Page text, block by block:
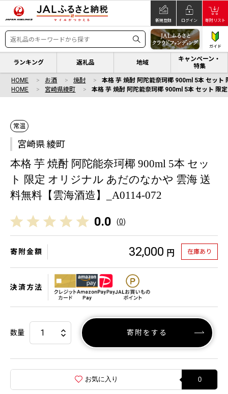
新規登録 ログイン 寄附リスト
ガイド
ランキング 返礼品 地域
キャンペーン・
特集
HOME お酒 焼酎
本格 芋 焼酎 阿陀能奈珂椰 900ml 5本 セッ
HOME
宮崎県綾町 本格 芋 焼酎 阿陀能奈珂椰 900ml 5本 セット 限
常温
宮崎県 綾町
本格 芋 焼酎 阿陀能奈珂椰 900ml 5本 セッ
ト 限定 オリジナル あだのなかや 雲海 送
料無料【雲海酒造】_A0114-072
0.0 (0)
寄附金額 32,000 円 在庫あり
決済方法
数量 寄附をする
お気に入り 0